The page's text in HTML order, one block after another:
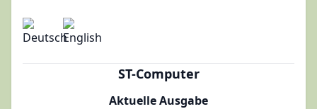
ST-Computer
Aktuelle Ausgabe